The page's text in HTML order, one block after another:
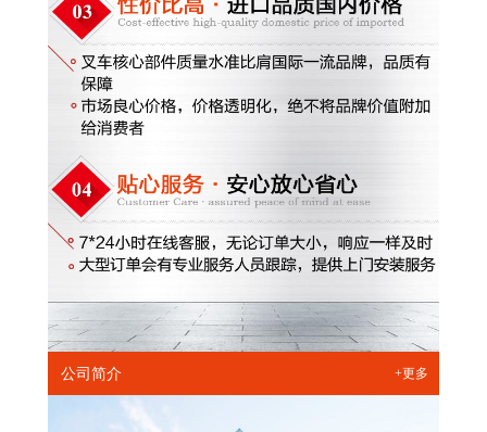
公司简介 +更多